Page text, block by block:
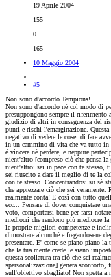
19 Aprile 2004
155
0
165
10 Maggio 2004
#5
Non sono d'accordo Tempions!
Non sono d'accordo nè col modo di
presuppongono sempre il
giudizio di altri in conseguenza del
punti e rischi l'emarginazione.
negativo di vedere le cose: di fare
in un cammino di vita che va tutto in
è vincere nè perdere, e neppure
nient'altro [compreso ciò che pensa
nient'altro: sei in pace con te stesso,
sei riuscito a dare il meglio di te la
con te stesso. Concentrandosi su sè
che apprezzare ciò che sei
realmente conta! E così con tutto
ecc... Pensare di dover conquistare
voto, comportarsi bene per farsi
mediocri che rendono più mediocre la
le proprie migliori competenze e
dimostrare alcunchè e fregandosene
presentare. E' come se piano piano la
che la tua mente crede le siano
questa scollatura tra ciò che sei
spersonalizzazione] genera
sull'obiettivo sbagliato! Non spetta a